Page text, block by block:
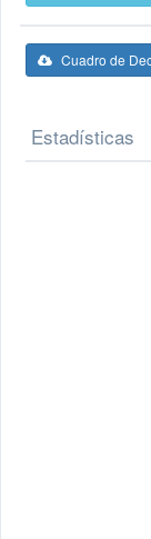
Cuadro de
Estadísticas